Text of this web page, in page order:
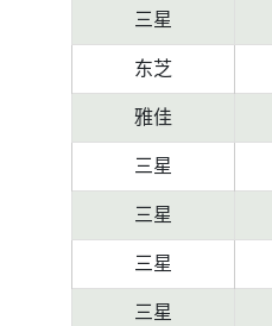
三星
东芝
雅佳
三星
三星
三星
三星